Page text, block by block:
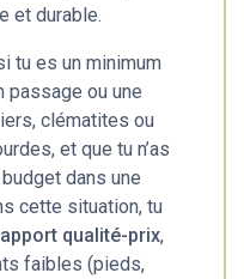
et durable.
tu es un minimum
passage ou une
clématites ou
et que tu n’as
dans une
cette situation, tu
qualité-prix,
faibles (pieds,